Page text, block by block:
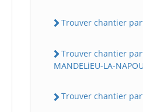
Trouver chantier
Trouver chantier
MANDELiEU-LA-
Trouver chantier